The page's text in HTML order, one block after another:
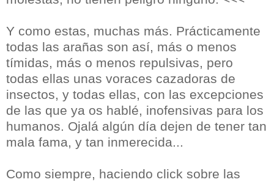
Y como estas, muchas más. Prácticamente
todas las arañas son así, más o menos
tímidas, más o menos repulsivas, pero
todas ellas unas voraces cazadoras de
insectos, y todas ellas, con las excepciones
de las que ya os hablé, inofensivas para los
humanos. Ojalá algún día dejen de tener tan
mala fama, y tan inmerecida...
Como siempre, haciendo click sobre las